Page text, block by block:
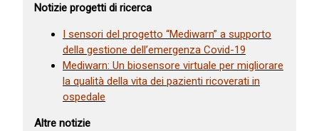
Notizie progetti di ricerca
I sensori del progetto “Mediwarn” a supporto
della gestione dell’emergenza Covid-19
Mediwarn: Un biosensore virtuale per migliorare
la qualità della vita dei pazienti ricoverati in
ospedale
Altre notizie